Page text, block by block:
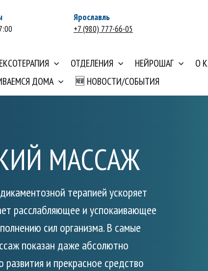
Ярославль
+7 (980) 777-66-05
ОТДЕЛЕНИЯ НЕЙРОШАГ
О
ДОМА 🆕 НОВОСТИ/СОБЫТИЯ
МАССАЖ
терапией ускоряет
расслабляющее и успокаивающее
сил организма. В самые
показан даже абсолютно
и прекрасное средство